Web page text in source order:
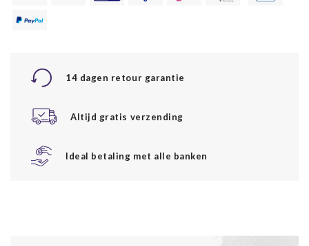
14 dagen retour garantie
Altijd gratis verzending
Ideal betaling met alle banken